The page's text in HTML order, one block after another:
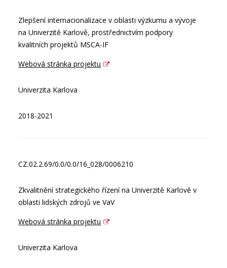
Zlepšení internacionalizace v oblasti výzkumu a vývoje
na Univerzitě Karlově, prostřednictvím podpory
kvalitních projektů MSCA-IF
Webová stránka projektu
Univerzita Karlova
2018-2021
CZ.02.2.69/0.0/0.0/16_028/0006210
Zkvalitnění strategického řízení na Univerzitě Karlově v
oblasti lidských zdrojů ve VaV
Webová stránka projektu
Univerzita Karlova